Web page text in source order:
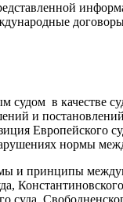
в качестве
и
нормы
и принципы